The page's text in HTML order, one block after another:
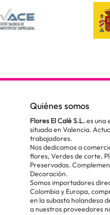
Quiénes somos
Flores El Calé S.L.es una
situada en Valencia.
trabajadores.
Nos dedicamos a
flores, Verdes de corte,
Preservadas.
Decoración.
Somos importadores
Colombia y Europa,
en la subasta holandesa
a nuestros proveedores